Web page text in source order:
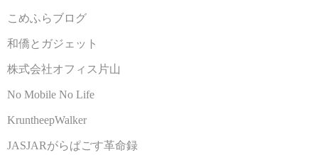
こめふらブログ
和僑とガジェット
株式会社オフィス片山
No Mobile No Life
KruntheepWalker
JASJARがらぱごす革命録